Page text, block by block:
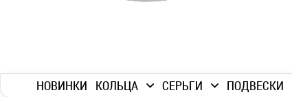
НОВИНКИ КОЛЬЦА СЕРЬГИ ПОДВЕСКИ